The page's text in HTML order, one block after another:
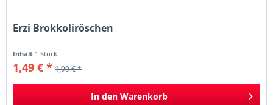
Erzi Brokkoliröschen
Inhalt 1 Stück
1,49 € * 1,99 € *
In den Warenkorb